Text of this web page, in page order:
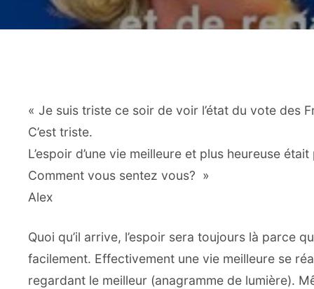
« Je suis triste ce soir de voir l’état du vote des
C’est triste.
L’espoir d’une vie meilleure et plus heureuse
Comment vous sentez vous? »
Alex
Quoi qu’il arrive, l’espoir sera toujours là parce
facilement. Effectivement une vie meilleure se
regardant le meilleur (anagramme de lumière).